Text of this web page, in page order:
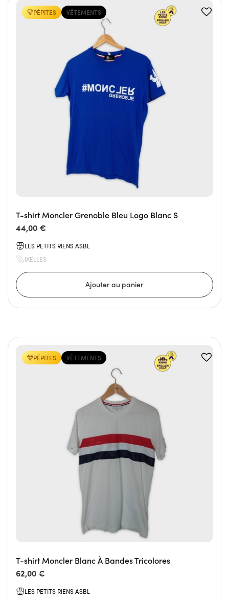
VÊTEMENTS
PÉPITES
T-shirt Moncler Grenoble Bleu Logo Blanc S
44,00 €
LES PETITS RIENS ASBL
IXELLES
VÊTEMENTS
PÉPITES
T-shirt Moncler Blanc À Bandes Tricolores
62,00 €
LES PETITS RIENS ASBL